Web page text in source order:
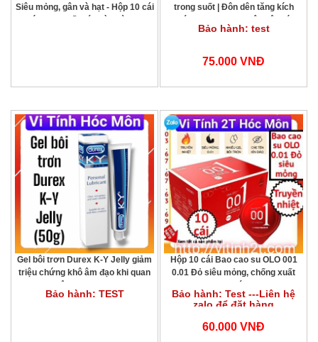
Siêu mỏng, gân và hạt - Hộp 10 cái
chứa tinh chất kéo dài thời gian
trong suốt | Đôn dên tăng kích
thước | Bao cao su đôn dên kích
thích điểm G | Bộ 6 cái đôn dên
Đôn dên kéo dài thời gian | Phụ
Bảo hành: test
75.000 VNĐ
Gel bôi trơn Durex K-Y Jelly giảm
triệu chứng khô âm đạo khi quan
hệ (50g) gel ky
Bảo hành: TEST
Hộp 10 cái Bao cao su OLO 001
0.01 Đỏ siêu mỏng, chống xuất
tinh sớm
Bảo hành: Test ---Liên hệ
zalo để đặt hàng
HOẶC LIÊN HỆ QUA
60.000 VNĐ